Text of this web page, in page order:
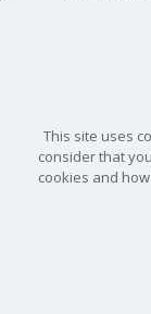
This site uses
consider that
cookies and